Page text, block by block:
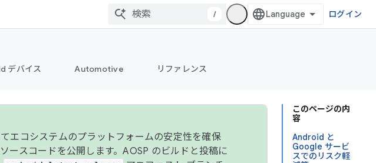
/ ログイン
デバイス Automotive リファレンス
このページの内
容
Android と
Google サービ
スでのリスク軽
エコシステムのプラットフォームの安定性を確保
ースコードを公開します。AOSP のビルドと投稿に